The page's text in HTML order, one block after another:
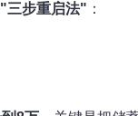
"三步重启法" ：